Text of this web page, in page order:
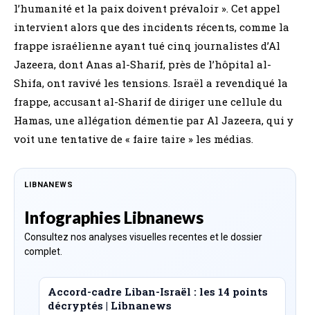
l’humanité et la paix doivent prévaloir ». Cet appel
intervient alors que des incidents récents, comme la
frappe israélienne ayant tué cinq journalistes d’Al
Jazeera, dont Anas al-Sharif, près de l’hôpital al-
Shifa, ont ravivé les tensions. Israël a revendiqué la
frappe, accusant al-Sharif de diriger une cellule du
Hamas, une allégation démentie par Al Jazeera, qui y
voit une tentative de « faire taire » les médias.
LIBNANEWS
Infographies Libnanews
Consultez nos analyses visuelles recentes et le dossier
complet.
Accord-cadre Liban-Israël : les 14 points
décryptés | Libnanews